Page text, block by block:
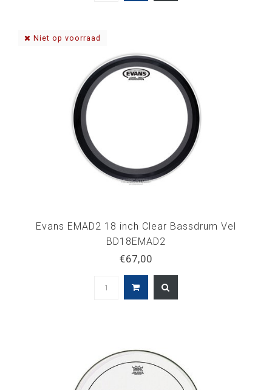
Niet op voorraad
Evans EMAD2 18 inch Clear Bassdrum Vel
BD18EMAD2
€67,00